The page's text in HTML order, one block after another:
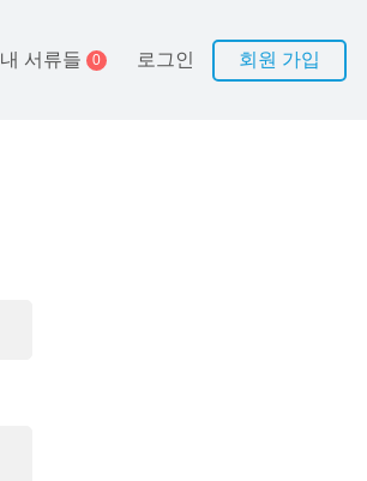
내 서류들 0 로그인 회원 가입